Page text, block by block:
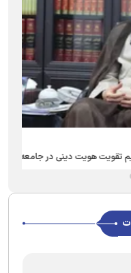
هویت دینی در جامعه